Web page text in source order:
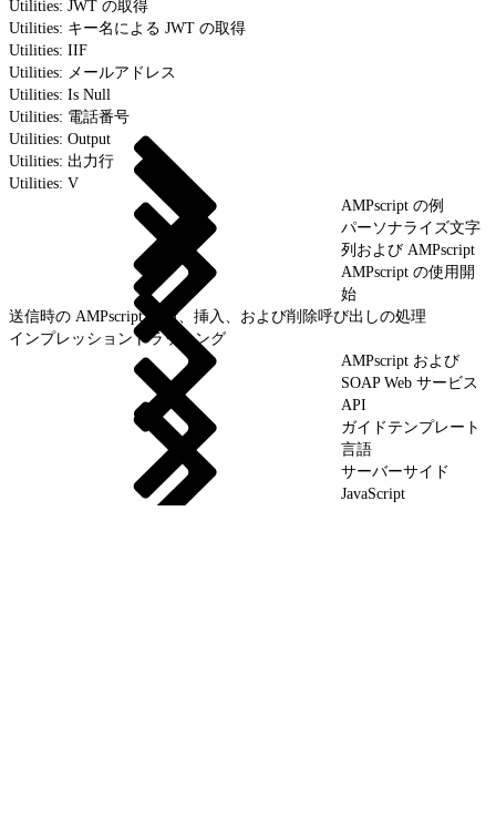
Utilities: JWT の取得
Utilities: キー名による JWT の取得
Utilities: IIF
Utilities: メールアドレス
Utilities: Is Null
Utilities: 電話番号
Utilities: Output
Utilities: 出力行
Utilities: V
AMPscript の例
パーソナライズ文字
列および AMPscript
AMPscript の使用開
始
送信時の AMPscript 更新、挿入、および削除呼び出しの処理
インプレッショントラッキング
AMPscript および
SOAP Web サービス
API
ガイドテンプレート
言語
サーバーサイド
JavaScript